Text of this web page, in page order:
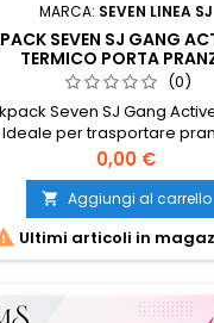
MARCA: SEVEN LINEA SJ
SEVEN SJ GANG
TERMICO PORTA
(0)
Seven SJ Gang
per trasportare
ogni giorno. Perfetto
tempo libero.
Prezzo
0,00 €
 Aggiungi al carrello
Ultimi articoli in